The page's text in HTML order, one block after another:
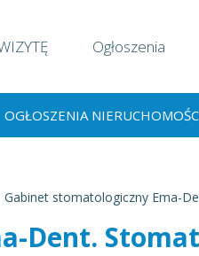
Ogłoszenia
OGŁOSZENIA
Gabinet stomatologiczny Ema-
Dent.